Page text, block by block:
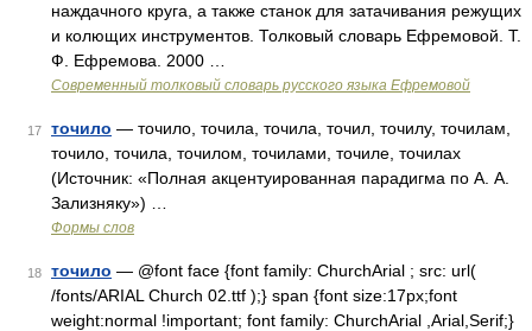
наждачного круга, а также станок для затачивания режущих
и колющих инструментов. Толковый словарь Ефремовой. Т.
Ф. Ефремова. 2000 …
Современный толковый словарь русского языка Ефремовой
17 точило — точило, точила, точила, точил, точилу, точилам,
точило, точила, точилом, точилами, точиле, точилах
(Источник: «Полная акцентуированная парадигма по А. А.
Зализняку») …
Формы слов
18 точило — @font face {font family: ChurchArial ; src: url(
/fonts/ARIAL Church 02.ttf );} span {font size:17px;font
weight:normal !important; font family: ChurchArial ,Arial,Serif;}